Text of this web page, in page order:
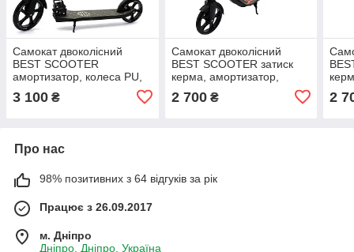
Самокат двоколісний
BEST SCOOTER
амортизатор, колеса PU,
(47351)
3 100 ₴
Самокат двоколісний
BEST SCOOTER затиск
керма, амортизатор,
помаранчевий, до 100 кг
2 700₴
до
2
Про нас
98% позитивних з 64 відгуків за рік
Працює з 26.09.2017
м. Дніпро
Дніпро, Дніпро, Україна